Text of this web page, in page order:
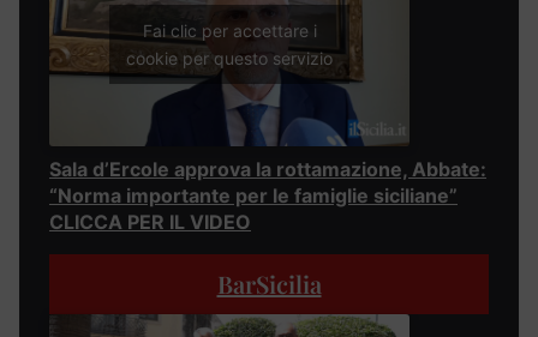
Fai clic per accettare i
cookie per questo servizio
Sala d’Ercole approva la rottamazione, Abbate:
“Norma importante per le famiglie siciliane”
CLICCA PER IL VIDEO
BarSicilia